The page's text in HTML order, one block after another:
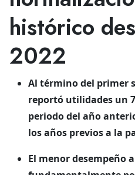
histórico
2022
Al término del primer
reportó utilidades un
periodo del año
los años previos a la
El menor desempeño